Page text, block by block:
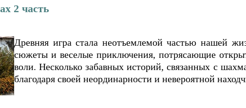
2 часть
Древняя игра стала неотъемлемой частью нашей
сюжеты и веселые приключения, потрясающие
воли. Несколько забавных историй, связанных с
благодаря своей неординарности и невероятной